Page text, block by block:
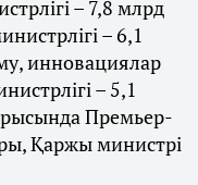
– 7,8 млрд
– 6,1
инновациялар
– 5,1
Премьер-
Қаржы министрі